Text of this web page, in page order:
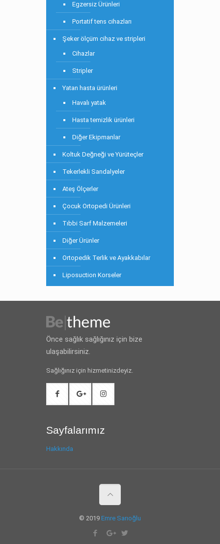
Egzersiz Ürünleri
Portatif tens cihazları
Şeker ölçüm cihaz ve stripleri
Cihazlar
Stripler
Yatan hasta ürünleri
Havalı yatak
Hasta temizlik ürünleri
Diğer Ekipmanlar
Koltuk Değneği ve Yürüteçler
Tekerlekli Sandalyeler
Ateş Ölçerler
Çocuk Ortopedi Ürünleri
Tıbbi Sarf Malzemeleri
Diğer Ürünler
Ortopedik Terlik ve Ayakkabılar
Liposuction Korseler
Önce sağlık sağlığınız için bize
ulaşabilirsiniz.
Sağlığınız için hizmetinizdeyiz.
Sayfalarımız
Hakkında
© 2019 Emre Sarıoğlu